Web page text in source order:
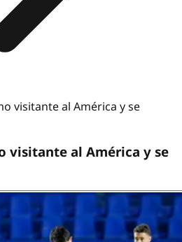
visitante al América y se
visitante al América y se